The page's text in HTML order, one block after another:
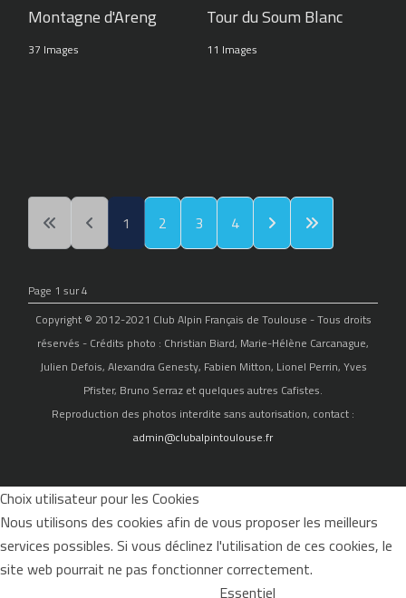
Montagne d'Areng
37 Images
Tour du Soum Blanc
11 Images
1 2 3 4
Page 1 sur 4
Copyright © 2012-2021 Club Alpin Français de Toulouse - Tous droits
réservés - Crédits photo : Christian Biard, Marie-Hélène Carcanague,
Julien Defois, Alexandra Genesty, Fabien Mitton, Lionel Perrin, Yves
Pfister, Bruno Serraz et quelques autres Cafistes.
Reproduction des photos interdite sans autorisation, contact :
admin@clubalpintoulouse.fr
Choix utilisateur pour les Cookies
Nous utilisons des cookies afin de vous proposer les meilleurs
services possibles. Si vous déclinez l'utilisation de ces cookies, le
site web pourrait ne pas fonctionner correctement.